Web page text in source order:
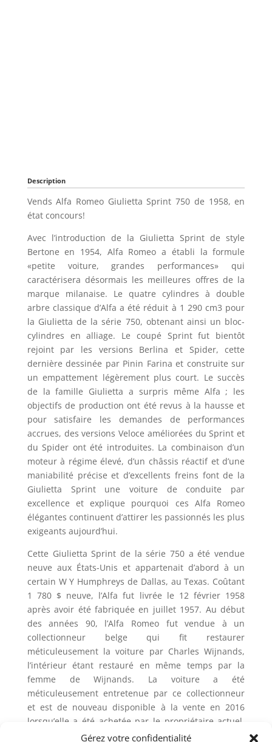
Gérez votre confidentialité
Description
Vends Alfa Romeo Giulietta Sprint 750 de 1958, en
état concours!
Avec l’introduction de la Giulietta Sprint de style
Bertone en 1954, Alfa Romeo a établi la formule
«petite voiture, grandes performances» qui
caractérisera désormais les meilleures offres de la
marque milanaise. Le quatre cylindres à double
arbre classique d’Alfa a été réduit à 1 290 cm3 pour
la Giulietta de la série 750, obtenant ainsi un bloc-
cylindres en alliage. Le coupé Sprint fut bientôt
rejoint par les versions Berlina et Spider, cette
dernière dessinée par Pinin Farina et construite sur
un empattement légèrement plus court. Le succès
de la famille Giulietta a surpris même Alfa ; les
objectifs de production ont été revus à la hausse et
pour satisfaire les demandes de performances
accrues, des versions Veloce améliorées du Sprint et
du Spider ont été introduites. La combinaison d’un
moteur à régime élevé, d’un châssis réactif et d’une
maniabilité précise et d’excellents freins font de la
Giulietta Sprint une voiture de conduite par
excellence et explique pourquoi ces Alfa Romeo
élégantes continuent d’attirer les passionnés les plus
exigeants aujourd’hui.
Cette Giulietta Sprint de la série 750 a été vendue
neuve aux États-Unis et appartenait d’abord à un
certain W Y Humphreys de Dallas, au Texas. Coûtant
1 780 $ neuve, l’Alfa fut livrée le 12 février 1958
après avoir été fabriquée en juillet 1957. Au début
des années 90, l’Alfa Romeo fut vendue à un
collectionneur belge qui fit restaurer
méticuleusement la voiture par Charles Wijnands,
l’intérieur étant restauré en même temps par la
femme de Wijnands. La voiture a été
méticuleusement entretenue par ce collectionneur
et est de nouveau disponible à la vente en 2016
lorsqu’elle a été achetée par le propriétaire actuel.
Elle est encore en état concours, et est livrée avec